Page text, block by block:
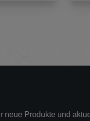
neue Produkte und